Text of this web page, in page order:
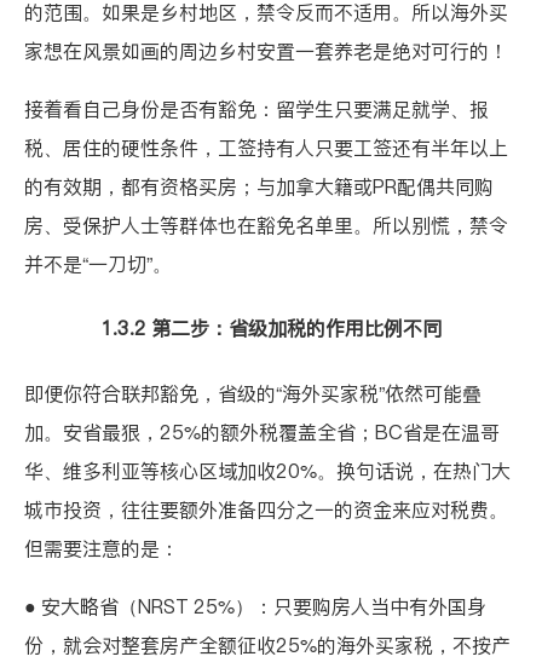
的范围。如果是乡村地区，禁令反而不适用。所以海外买
家想在风景如画的周边乡村安置一套养老是绝对可行的！
接着看自己身份是否有豁免：留学生只要满足就学、报
税、居住的硬性条件，工签持有人只要工签还有半年以上
的有效期，都有资格买房；与加拿大籍或PR配偶共同购
房、受保护人士等群体也在豁免名单里。所以别慌，禁令
并不是“一刀切”。
1.3.2 第二步：省级加税的作用比例不同
即便你符合联邦豁免，省级的“海外买家税”依然可能叠
加。安省最狠，25%的额外税覆盖全省；BC省是在温哥
华、维多利亚等核心区域加收20%。换句话说，在热门大
城市投资，往往要额外准备四分之一的资金来应对税费。
但需要注意的是：
● 安大略省（NRST 25%）：只要购房人当中有外国身
份，就会对整套房产全额征收25%的海外买家税， 不按产